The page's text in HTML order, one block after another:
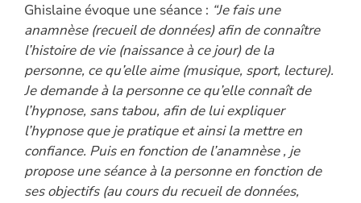
Ghislaine évoque une séance : “Je fais une
anamnèse (recueil de données) afin de connaître
l’histoire de vie (naissance à ce jour) de la
personne, ce qu’elle aime (musique, sport, lecture).
Je demande à la personne ce qu’elle connaît de
l’hypnose, sans tabou, afin de lui expliquer
l’hypnose que je pratique et ainsi la mettre en
confiance. Puis en fonction de l’anamnèse , je
propose une séance à la personne en fonction de
ses objectifs (au cours du recueil de données,